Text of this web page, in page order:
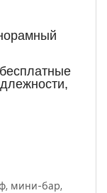
мини-бар,